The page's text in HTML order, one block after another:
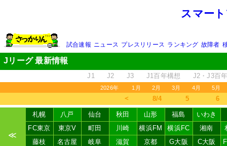
スマー
試合速報 ニュース プレスリリース ランキング 故障者
Jリーグ 最新情報
J1 J2 J3 J1百年構想 J2・J3百
2026年 1月 2月 3月 4月 5月
＜ 8/4 5 6
≪
札幌 八戸 仙台 秋田 山形 福島
いわき
FC東京
東京V 町田 川崎 横浜FM 横浜FC 湘南
藤枝
名古屋 岐阜 滋賀 京都 G大阪 C大阪